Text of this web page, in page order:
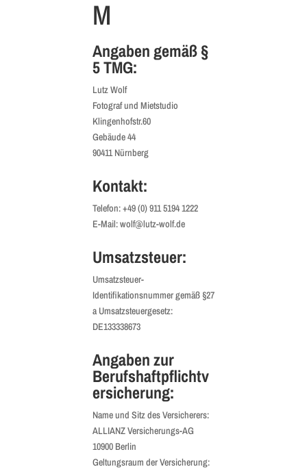
M
Angaben gemäß §
5 TMG:
Lutz Wolf
Fotograf und Mietstudio
Klingenhofstr.60
Gebäude 44
90411 Nürnberg
Kontakt:
Telefon: +49 (0) 911 5194 1222
E-Mail: wolf@lutz-wolf.de
Umsatzsteuer:
Umsatzsteuer-
Identifikationsnummer gemäß §27
a Umsatzsteuergesetz:
DE133338673
Angaben zur
Berufshaftpflichtv
ersicherung:
Name und Sitz des Versicherers:
ALLIANZ Versicherungs-AG
10900 Berlin
Geltungsraum der Versicherung: